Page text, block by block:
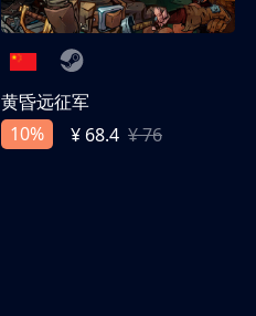
黄昏远征军
10%
¥ 68.4 ¥ 76